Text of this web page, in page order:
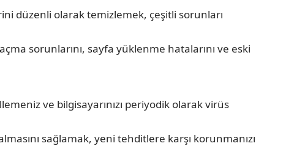
düzenli olarak temizlemek, çeşitli sorunları
sorunlarını, sayfa yüklenme hatalarını ve eski
ve bilgisayarınızı periyodik olarak virüs
sağlamak, yeni tehditlere karşı korunmanızı